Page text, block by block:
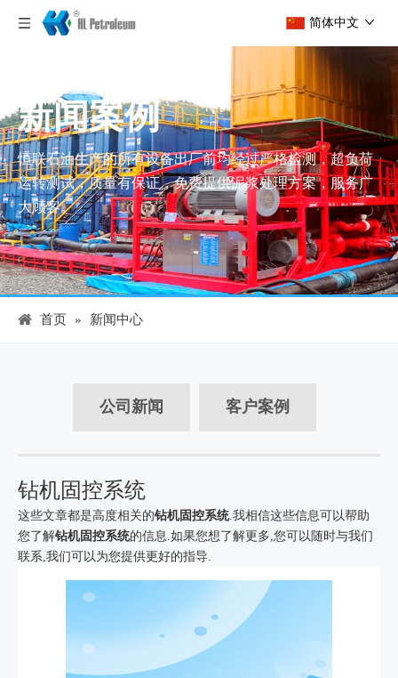
简体中文
新闻案例
恒联石油生产的所有设备出厂前均经过严格检测，超负荷
运转测试，质量有保证，免费提供泥浆处理方案，服务广
大顾客。
首页 » 新闻中心
公司新闻 客户案例
钻机固控系统
这些文章都是高度相关的钻机固控系统.我相信这些信息可以帮助
您了解钻机固控系统的信息.如果您想了解更多,您可以随时与我们
联系,我们可以为您提供更好的指导.